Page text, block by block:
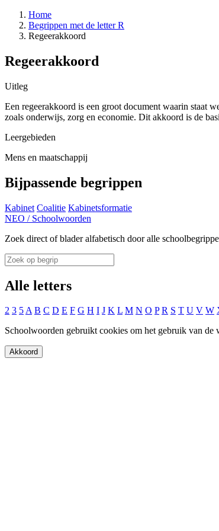
Home
Begrippen met de letter R
Regeerakkoord
Regeerakkoord
Uitleg
Een regeerakkoord is een groot document waarin staat
zoals onderwijs, zorg en economie. Dit akkoord is de
Leergebieden
Mens en maatschappij
Bijpassende begrippen
Kabinet Coalitie Kabinetsformatie
NEO / Schoolwoorden
Zoek direct of blader alfabetisch door alle
Alle letters
2 3 5A B C D E F G H I J K L M N O P R S T U V W
Schoolwoorden gebruikt cookies om het gebruik van de
Akkoord